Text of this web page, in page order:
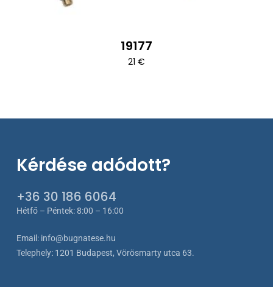
19177
21 €
Kérdése adódott?
+36 30 186 6064
Hétfő – Péntek: 8:00 – 16:00
Email: info@bugnatese.hu
Telephely: 1201 Budapest, Vörösmarty utca 63.